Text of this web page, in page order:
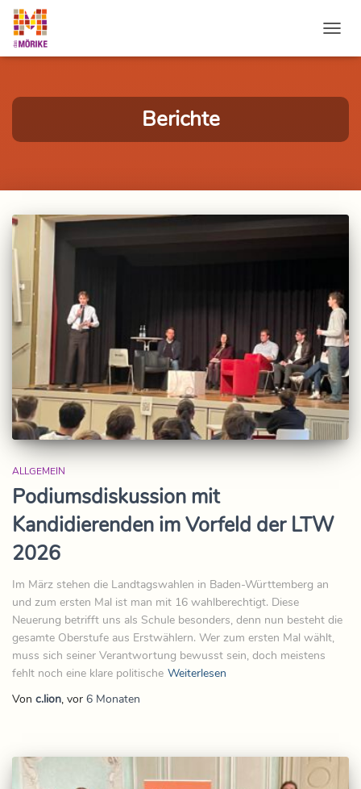
Berichte
ALLGEMEIN
Podiumsdiskussion mit
Kandidierenden im Vorfeld der LTW
2026
Im März stehen die Landtagswahlen in Baden-Württemberg an
und zum ersten Mal ist man mit 16 wahlberechtigt. Diese
Neuerung betrifft uns als Schule besonders, denn nun besteht die
gesamte Oberstufe aus Erstwählern. Wer zum ersten Mal wählt,
muss sich seiner Verantwortung bewusst sein, doch meistens
fehlt noch eine klare politische Weiterlesen
Von c.lion, vor 6 Monaten